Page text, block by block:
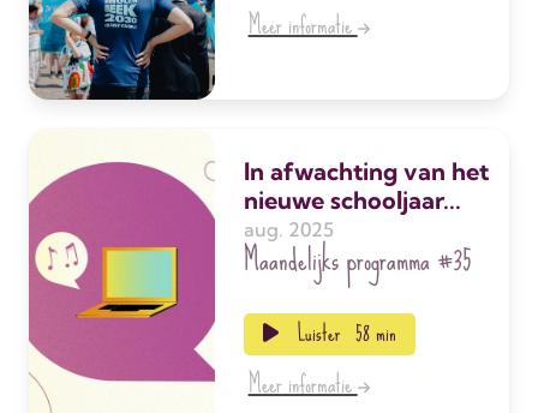
Meer informatie
In afwachting van het
nieuwe schooljaar...
aug. 2025
Maandelijks programma#35
Luister 58 min
Meer informatie